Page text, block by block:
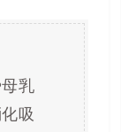
乳
吸